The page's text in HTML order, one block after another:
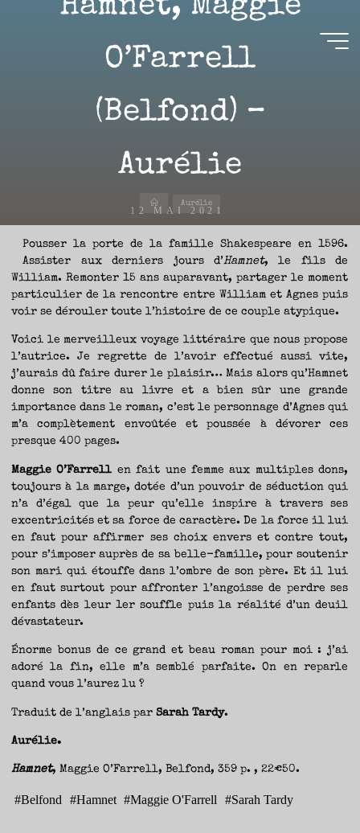
Aire(s)
Libre(s)
LES
YEUX
SUR
L’ACTUALITÉ
LITTÉRAIRE
SANS
COURIR
EN
APRÈS
LES
LES
DE
TRAVERSE
ET
LES
DE
PARLER
SURTOUT
DE
LIVRES,
MAIS
D’AUTRES
HORIZONS.
BREF,
SE
JETER
À
OU
REMETTRE
EN
ET
CE
ADVIENT.
AIRE(S)
LIBRE(S),
ÇA
ICI.
Hamnet, Maggie
O’Farrell
(Belfond) –
Aurélie
12 MAI 2021
Nicolas
AccueilAurélie
Pousser la porte de la famille Shakespeare en 1596.
Assister aux derniers jours d’Hamnet, le fils de
William. Remonter 15 ans auparavant, partager le moment
particulier de la rencontre entre William et Agnes puis
voir se dérouler toute l’histoire de ce couple atypique.
Voici le merveilleux voyage littéraire que nous propose
l’autrice. Je regrette de l’avoir effectué aussi vite,
j’aurais dû faire durer le plaisir… Mais alors qu’Hamnet
donne son titre au livre et a bien sûr une grande
importance dans le roman, c’est le personnage d’Agnes qui
m’a complètement envoûtée et poussée à dévorer ces
presque 400 pages.
Maggie O’Farrell en fait une femme aux multiples dons,
toujours à la marge, dotée d’un pouvoir de séduction qui
n’a d’égal que la peur qu’elle inspire à travers ses
excentricités et sa force de caractère. De la force il lui
en faut pour affirmer ses choix envers et contre tout,
pour s’imposer auprès de sa belle-famille, pour soutenir
son mari qui étouffe dans l’ombre de son père. Et il lui
en faut surtout pour affronter l’angoisse de perdre ses
enfants dès leur 1er souffle puis la réalité d’un deuil
dévastateur.
Énorme bonus de ce grand et beau roman pour moi : j’ai
adoré la fin, elle m’a semblé parfaite. On en reparle
quand vous l’aurez lu ?
Traduit de l’anglais parSarah Tardy.
Aurélie.
Hamnet, Maggie O’Farrell, Belfond, 359 p. , 22€50.
#Belfond #Hamnet #Maggie O'Farrell #Sarah Tardy